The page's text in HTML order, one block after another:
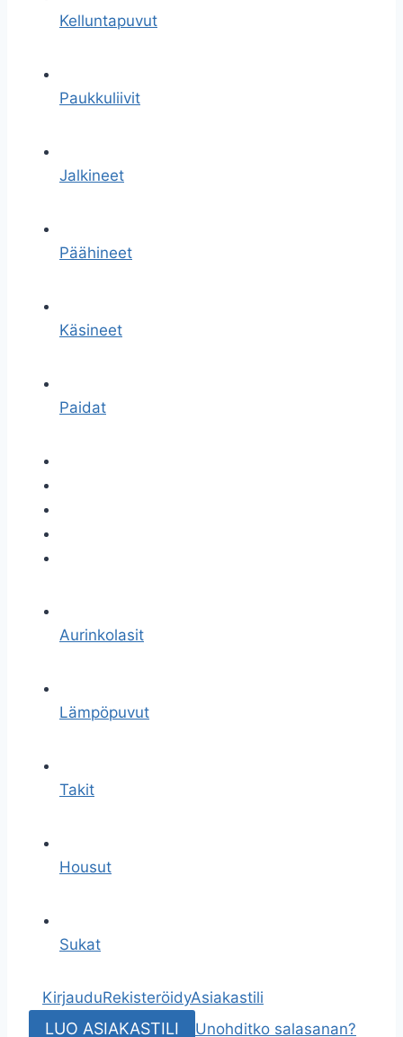
Kelluntapuvut
Paukkuliivit
Jalkineet
Päähineet
Käsineet
Paidat
Aurinkolasit
Lämpöpuvut
Takit
Housut
Sukat
KirjauduRekisteröidyAsiakastili
LUO ASIAKASTILI Unohditko salasanan?